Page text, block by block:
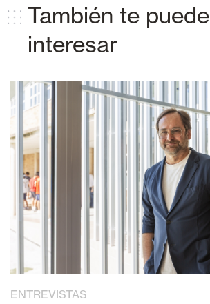
También te puede
interesar
ENTREVISTAS